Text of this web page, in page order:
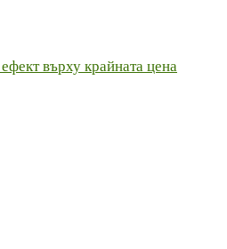
върху крайната цена